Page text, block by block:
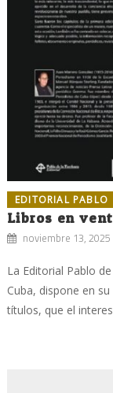
EDITORIAL PABLO
Libros en
noviembre 13, 2025
La Editorial Pablo
Cuba, dispone en
títulos, que el